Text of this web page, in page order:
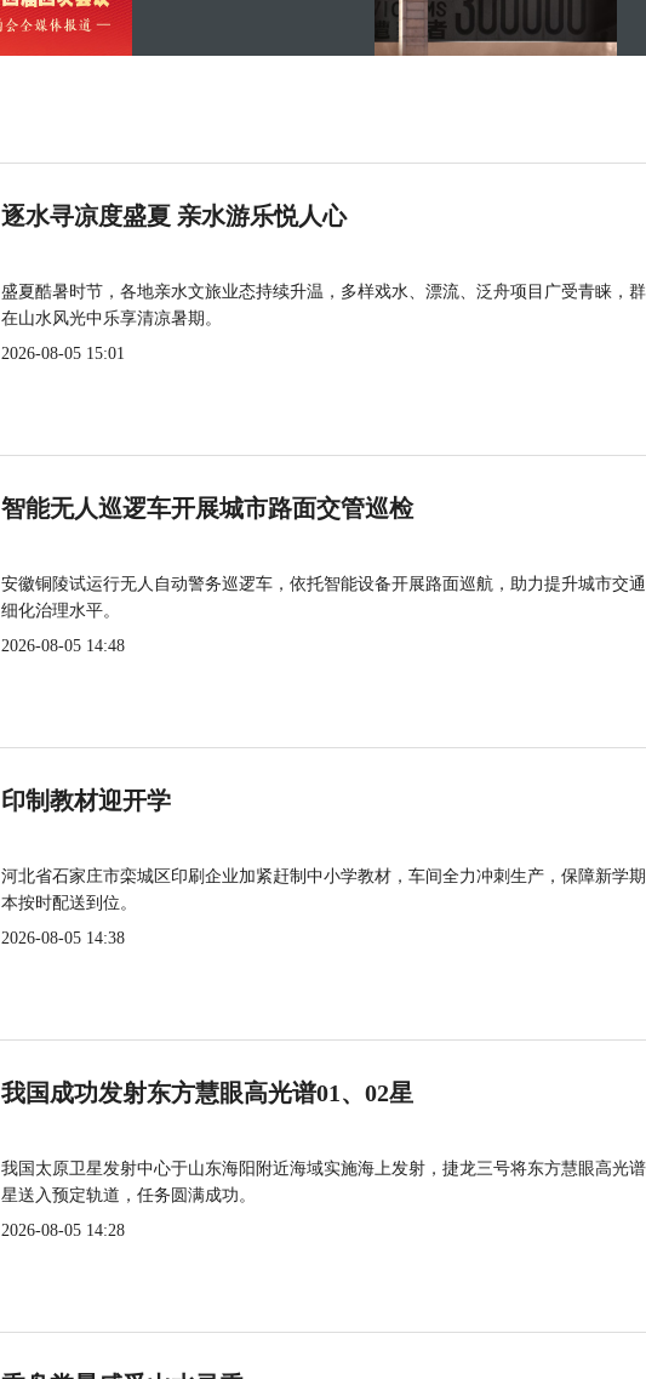
逐水寻凉度盛夏 亲水游乐悦人心
盛夏酷暑时节，各地亲水文旅业态持续升温，多样戏水、漂流、泛舟项目广受青睐，
在山水风光中乐享清凉暑期。
2026-08-05 15:01
智能无人巡逻车开展城市路面交管巡检
安徽铜陵试运行无人自动警务巡逻车，依托智能设备开展路面巡航，助力提升城市交
细化治理水平。
2026-08-05 14:48
印制教材迎开学
河北省石家庄市栾城区印刷企业加紧赶制中小学教材，车间全力冲刺生产，保障新学
本按时配送到位。
2026-08-05 14:38
我国成功发射东方慧眼高光谱01、02星
我国太原卫星发射中心于山东海阳附近海域实施海上发射，捷龙三号将东方慧眼高光
星送入预定轨道，任务圆满成功。
2026-08-05 14:28